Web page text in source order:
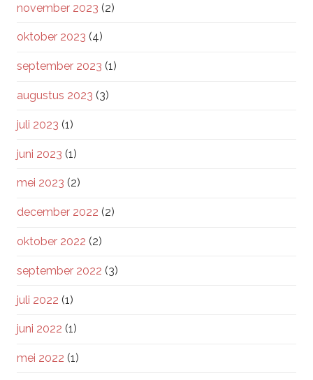
november 2023 (2)
oktober 2023 (4)
september 2023 (1)
augustus 2023 (3)
juli 2023 (1)
juni 2023 (1)
mei 2023 (2)
december 2022 (2)
oktober 2022 (2)
september 2022 (3)
juli 2022 (1)
juni 2022 (1)
mei 2022 (1)